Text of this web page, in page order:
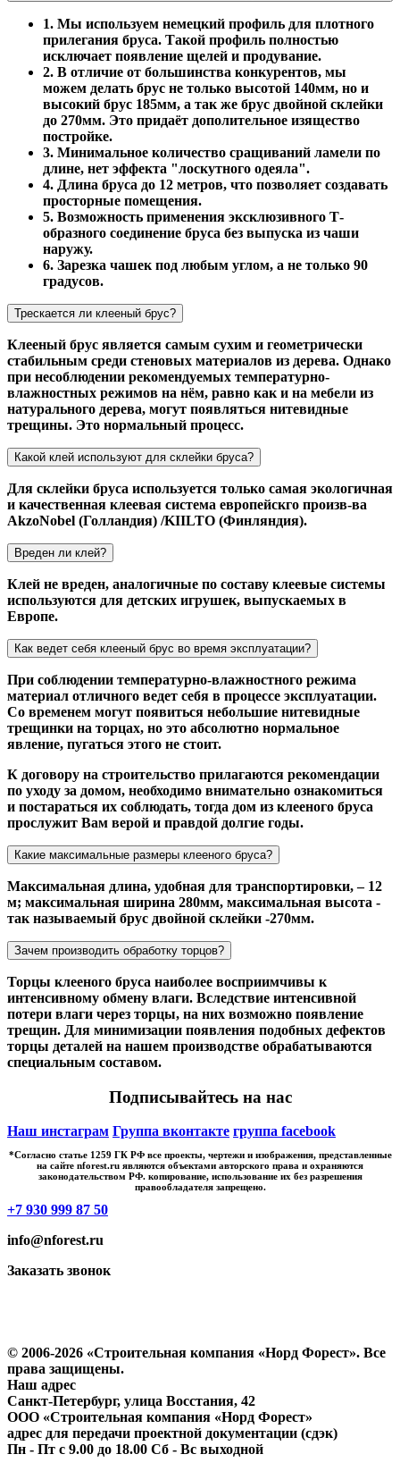
1. Мы используем немецкий профиль для плотного
прилегания бруса. Такой профиль полностью
исключает появление щелей и продувание.
2. В отличие от большинства конкурентов, мы
можем делать брус не только высотой 140мм, но и
высокий брус 185мм, а так же брус двойной склейки
до 270мм. Это придаёт дополительное изящество
постройке.
3. Минимальное количество сращиваний ламели по
длине, нет эффекта "лоскутного одеяла".
4. Длина бруса до 12 метров, что позволяет создавать
просторные помещения.
5. Возможность применения эксклюзивного Т-
образного соединение бруса без выпуска из чаши
наружу.
6. Зарезка чашек под любым углом, а не только 90
градусов.
Трескается ли клееный брус?
Клееный брус является самым сухим и геометрически
стабильным среди стеновых материалов из дерева. Однако
при несоблюдении рекомендуемых температурно-
влажностных режимов на нём, равно как и на мебели из
натурального дерева, могут появляться нитевидные
трещины. Это нормальный процесс.
Какой клей используют для склейки бруса?
Для склейки бруса используется только самая экологичная
и качественная клеевая система европейскго произв-ва
AkzoNobel (Голландия) /KIILTO (Финляндия).
Вреден ли клей?
Клей не вреден, аналогичные по составу клеевые системы
используются для детских игрушек, выпускаемых в
Европе.
Как ведет себя клееный брус во время эксплуатации?
При соблюдении температурно-влажностного режима
материал отличного ведет себя в процессе эксплуатации.
Со временем могут появиться небольшие нитевидные
трещинки на торцах, но это абсолютно нормальное
явление, пугаться этого не стоит.
К договору на строительство прилагаются рекомендации
по уходу за домом, необходимо внимательно ознакомиться
и постараться их соблюдать, тогда дом из клееного бруса
прослужит Вам верой и правдой долгие годы.
Какие максимальные размеры клееного бруса?
Максимальная длина, удобная для транспортировки, – 12
м; максимальная ширина 280мм, максимальная высота -
так называемый брус двойной склейки -270мм.
Зачем производить обработку торцов?
Торцы клееного бруса наиболее восприимчивы к
интенсивному обмену влаги. Вследствие интенсивной
потери влаги через торцы, на них возможно появление
трещин. Для минимизации появления подобных дефектов
торцы деталей на нашем производстве обрабатываются
специальным составом.
Подписывайтесь на нас
Наш инстаграм Группа вконтакте группа facebook
*Cогласно статье 1259 ГК РФ все проекты, чертежи и изображения, представленные
на сайте nforest.ru являются объектами авторского права и охраняются
законодательством РФ. копирование, использование их без разрешения
правообладателя запрещено.
+7 930 999 87 50
info@nforest.ru
Заказать звонок
© 2006-2026 «Строительная компания «Норд Форест». Все
права защищены.
Наш адрес
​Санкт-Петербург, улица Восстания, 42
ООО «Строительная компания «Норд Форест»
адрес для передачи проектной документации (сдэк)
Пн - Пт с 9.00 до 18.00 Сб - Вс выходной